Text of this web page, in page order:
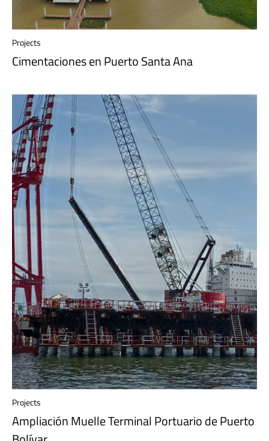
Projects
Cimentaciones en Puerto Santa Ana
Projects
Ampliación Muelle Terminal Portuario de Puerto